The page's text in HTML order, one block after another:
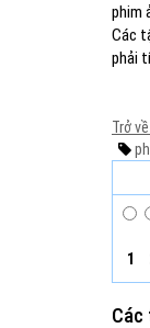
phim
Các
phải
Trở
1
Các